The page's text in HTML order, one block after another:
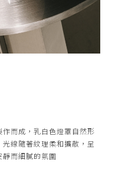
而成，乳白色燈罩自然形
線隨著紋理柔和擴散，呈
而細膩的氛圍
作在不同光線層次間平順
精準工藝細膩地覆於 ABS
之中，與周圍材質、光線